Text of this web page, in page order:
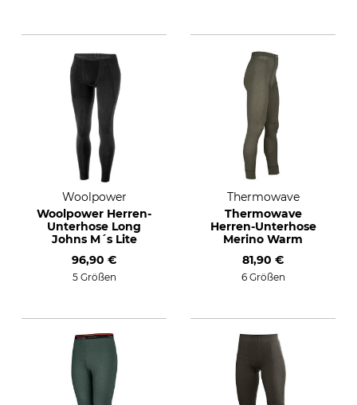
Woolpower
Woolpower Herren-
Unterhose Long
Johns M´s Lite
96,90 €
5 Größen
Thermowave
Thermowave
Herren-Unterhose
Merino Warm
81,90 €
6 Größen